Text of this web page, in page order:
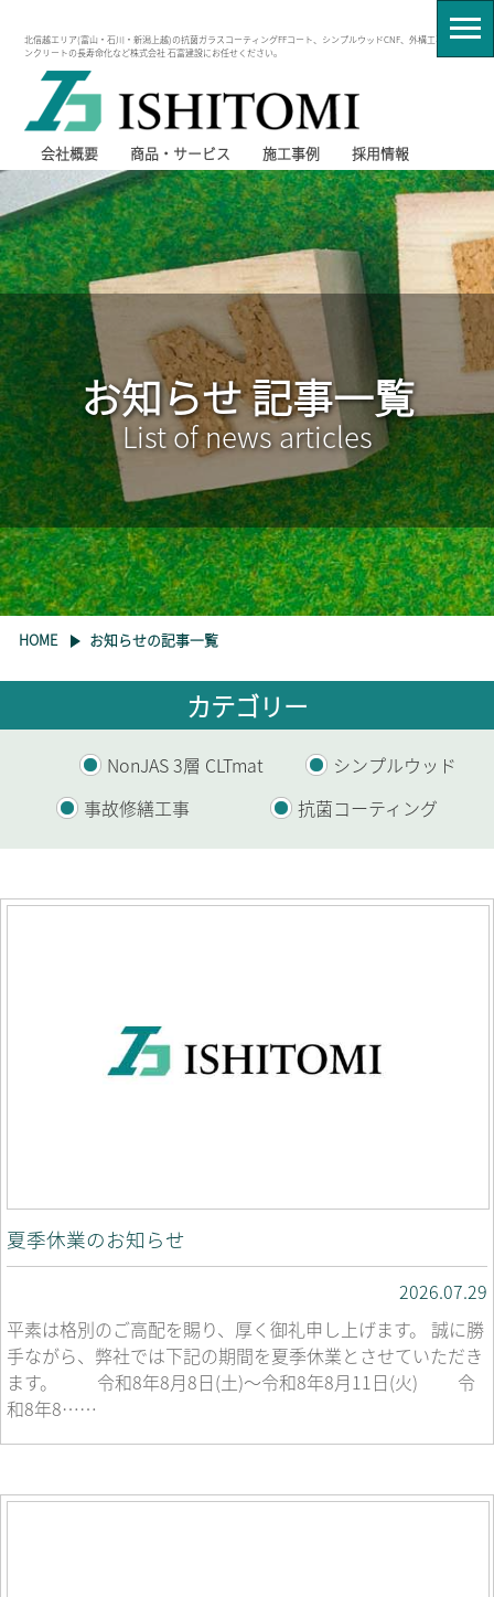
北信越エリア(富山・石川・新潟上越)の抗菌ガラスコーティングFFコート、シンプルウッドCNF、外構工事、コ
ンクリートの長寿命化など株式会社 石富建設にお任せください。
会社概要 商品・サービス 施工事例 採用情報
お知らせ 記事一覧
List of news articles
HOME お知らせの記事一覧
カテゴリー
NonJAS 3層 CLTmat
シンプルウッド
事故修繕工事
抗菌コーティング
夏季休業のお知らせ
2026.07.29
平素は格別のご高配を賜り、厚く御礼申し上げます。 誠に勝
手ながら、弊社では下記の期間を夏季休業とさせていただき
ます。 令和8年8月8日(土)～令和8年8月11日(火) 令
和8年8……